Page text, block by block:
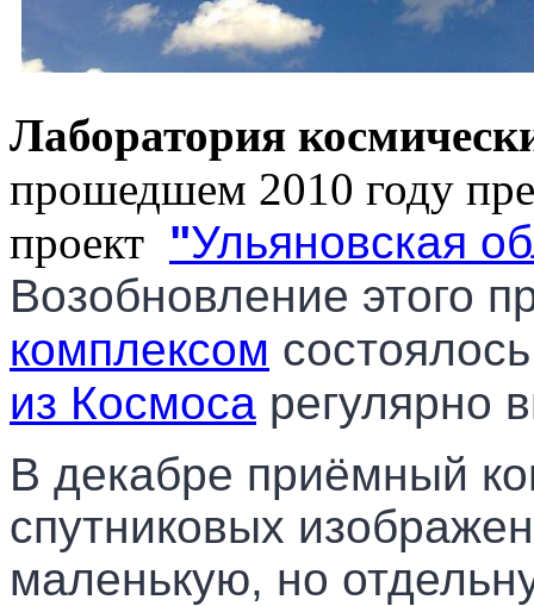
Лаборатория
прошедшем 2010 году
проект "Ульяновская
Возобновление этого
комплексом
из Космоса регулярно
В декабре приёмный
спутниковых
маленькую, но